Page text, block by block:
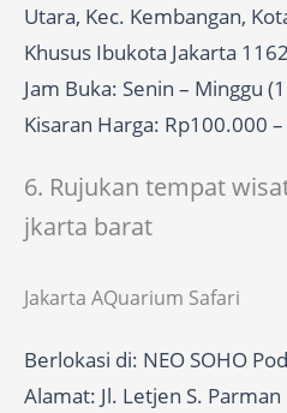
Utara, Kec. Kembangan,
Khusus Ibukota Jakarta
Jam Buka: Senin – Minggu
Kisaran Harga: Rp100.000
6. Rujukan tempat
jkarta barat
Jakarta AQuarium Safari
Berlokasi di: NEO SOHO
Alamat: Jl. Letjen S.